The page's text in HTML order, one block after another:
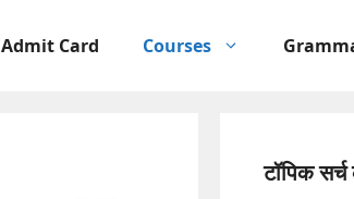
Admit Card Courses
टॉपिक